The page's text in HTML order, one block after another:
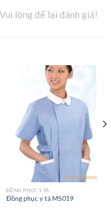
Vui lòng để lại đánh giá!
ĐỒNG PHỤC Y TÁ
Đồng phục y tá MS019